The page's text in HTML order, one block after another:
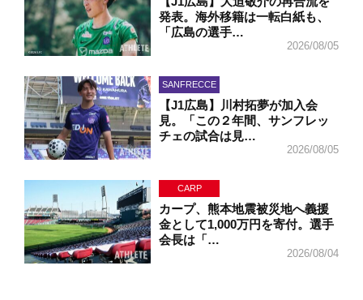
発表。海外移籍は一転白紙も、
「広島の選手…
2026/08/05
SANFRECCE
【J1広島】川村拓夢が加入会
見。「この２年間、サンフレッ
チェの試合は見…
2026/08/05
CARP
カープ、熊本地震被災地へ義援
金として1,000万円を寄付。選手
会長は「…
2026/08/04